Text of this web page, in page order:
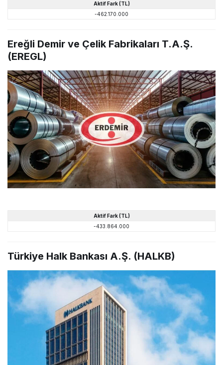
Aktif Fark (TL)
-462.170.000
Ereğli Demir ve Çelik Fabrikaları T.A.Ş.
(EREGL)
Aktif Fark (TL)
-433.864.000
Türkiye Halk Bankası A.Ş. (HALKB)